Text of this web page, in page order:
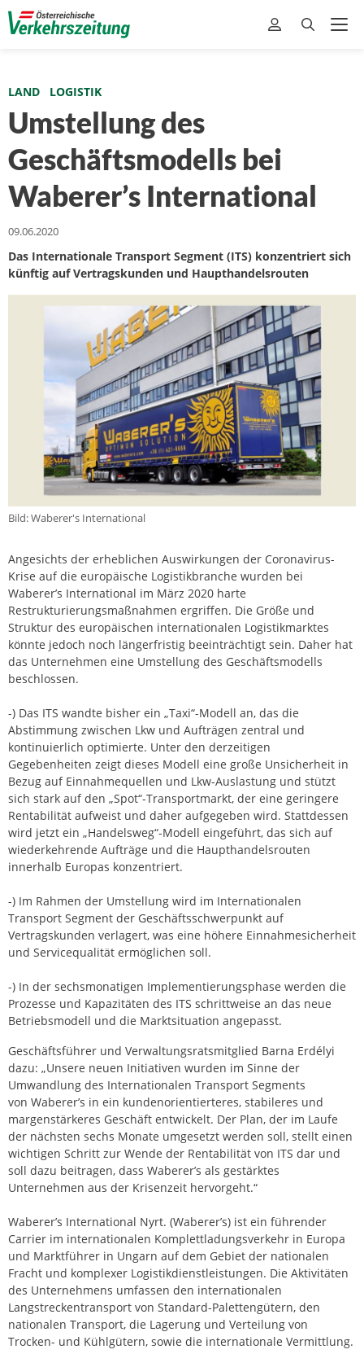
LAND LOGISTIK
Umstellung des
Geschäftsmodells bei
Waberer’s International
09.06.2020
Das Internationale Transport Segment (ITS) konzentriert sich
künftig auf Vertragskunden und Haupthandelsrouten
Bild: Waberer's International
Angesichts der erheblichen Auswirkungen der Coronavirus-
Krise auf die europäische Logistikbranche wurden bei
Waberer’s International im März 2020 harte
Restrukturierungsmaßnahmen ergriffen. Die Größe und
Struktur des europäischen internationalen Logistikmarktes
könnte jedoch noch längerfristig beeinträchtigt sein. Daher hat
das Unternehmen eine Umstellung des Geschäftsmodells
beschlossen.
-) Das ITS wandte bisher ein „Taxi“-Modell an, das die
Abstimmung zwischen Lkw und Aufträgen zentral und
kontinuierlich optimierte. Unter den derzeitigen
Gegebenheiten zeigt dieses Modell eine große Unsicherheit in
Bezug auf Einnahmequellen und Lkw-Auslastung und stützt
sich stark auf den „Spot“-Transportmarkt, der eine geringere
Rentabilität aufweist und daher aufgegeben wird. Stattdessen
wird jetzt ein „Handelsweg“-Modell eingeführt, das sich auf
wiederkehrende Aufträge und die Haupthandelsrouten
innerhalb Europas konzentriert.
-) Im Rahmen der Umstellung wird im Internationalen
Transport Segment der Geschäftsschwerpunkt auf
Vertragskunden verlagert, was eine höhere Einnahmesicherheit
und Servicequalität ermöglichen soll.
-) In der sechsmonatigen Implementierungsphase werden die
Prozesse und Kapazitäten des ITS schrittweise an das neue
Betriebsmodell und die Marktsituation angepasst.
Geschäftsführer und Verwaltungsratsmitglied Barna Erdélyi
dazu: „Unsere neuen Initiativen wurden im Sinne der
Umwandlung des Internationalen Transport Segments
von Waberer’s in ein kundenorientierteres, stabileres und
margenstärkeres Geschäft entwickelt. Der Plan, der im Laufe
der nächsten sechs Monate umgesetzt werden soll, stellt einen
wichtigen Schritt zur Wende der Rentabilität von ITS dar und
soll dazu beitragen, dass Waberer’s als gestärktes
Unternehmen aus der Krisenzeit hervorgeht.“
Waberer’s International Nyrt. (Waberer’s) ist ein führender
Carrier im internationalen Komplettladungsverkehr in Europa
und Marktführer in Ungarn auf dem Gebiet der nationalen
Fracht und komplexer Logistikdienstleistungen. Die Aktivitäten
des Unternehmens umfassen den internationalen
Langstreckentransport von Standard-Palettengütern, den
nationalen Transport, die Lagerung und Verteilung von
Trocken- und Kühlgütern, sowie die internationale Vermittlung.